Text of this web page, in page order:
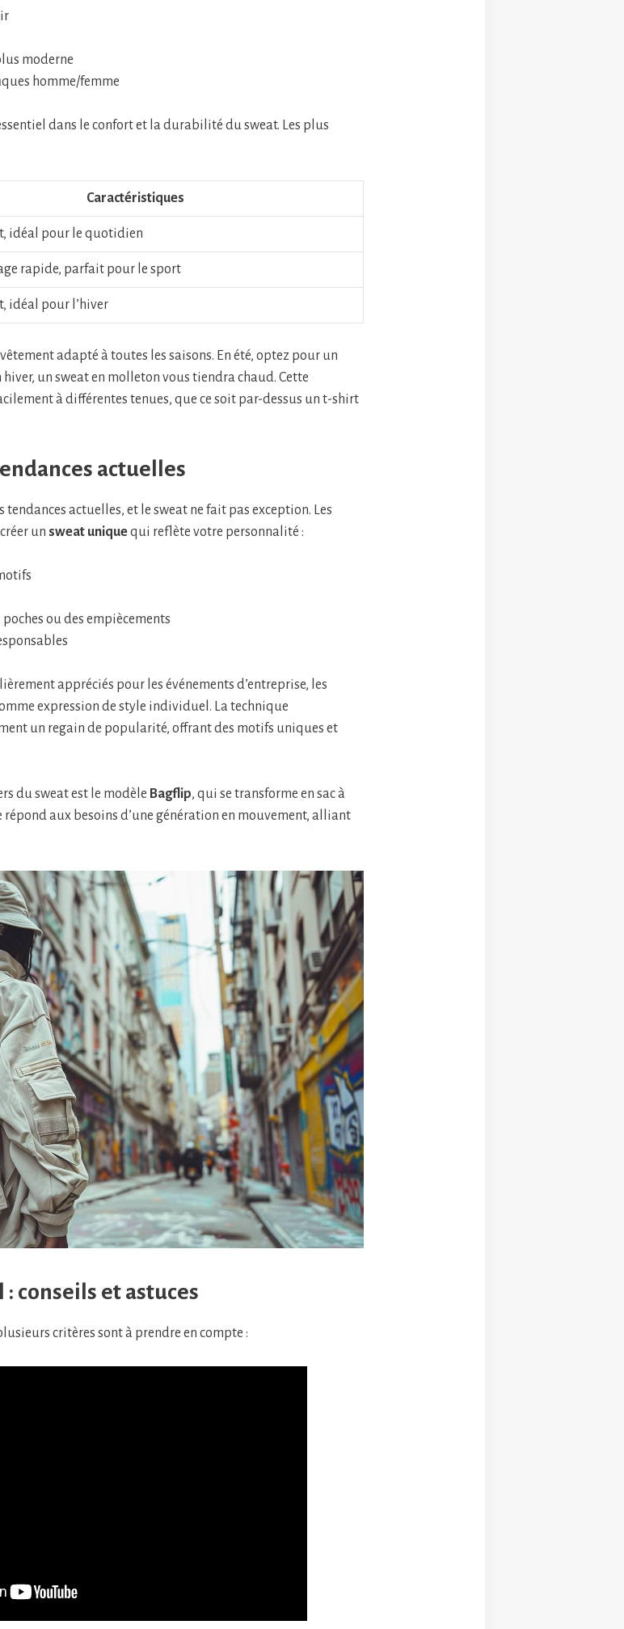
moderne
homme/femme
dans le confort et la durabilité du sweat. Les plus
Caractéristiques
idéal pour le quotidien
rapide, parfait pour le sport
idéal pour l’hiver
adapté à toutes les saisons. En été, optez pour un
un sweat en molleton vous tiendra chaud. Cette
à différentes tenues, que ce soit par-dessus un t-shirt
actuelles
actuelles, et le sweat ne fait pas exception. Les
un sweat uniquequi reflète votre personnalité :
ou des empiècements
appréciés pour les événements d’entreprise, les
expression de style individuel. La technique
un regain de popularité, offrant des motifs uniques et
du sweat est le modèle Bagflip, qui se transforme en sac à
aux besoins d’une génération en mouvement, alliant
conseils et astuces
critères sont à prendre en compte :